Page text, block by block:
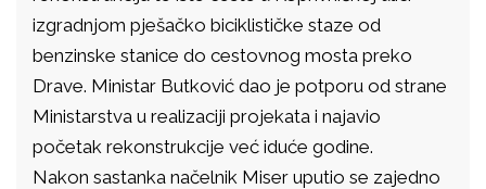
izgradnjom pješačko biciklističke staze od
benzinske stanice do cestovnog mosta preko
Drave. Ministar Butković dao je potporu od strane
Ministarstva u realizaciji projekata i najavio
početak rekonstrukcije već iduće godine.
Nakon sastanka načelnik Miser uputio se zajedno